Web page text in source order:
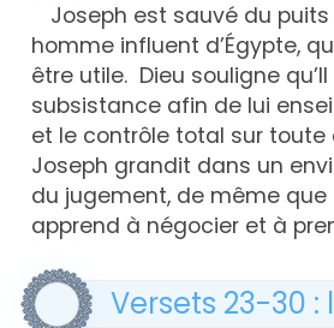
Joseph est sauvé du
homme influent d’Égypte,
être utile. Dieu souligne
subsistance afin de lui
et le contrôle total sur
Joseph grandit dans un
du jugement, de même que
apprend à négocier et à
Versets 23-30